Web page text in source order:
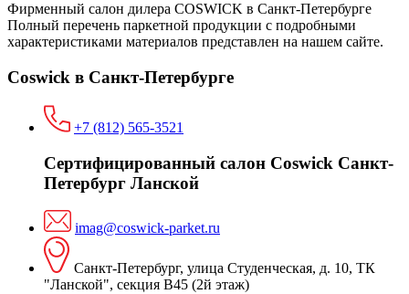
Фирменный салон дилера COSWICK в Санкт-Петербурге
Полный перечень паркетной продукции с подробными
характеристиками материалов представлен на нашем сайте.
Coswick в Санкт-Петербурге
+7 (812) 565-3521
Сертифицированный салон Coswick Санкт-
Петербург Ланской
imag@coswick-parket.ru
Санкт-Петербург, улица Студенческая, д. 10, ТК
"Ланской", секция В45 (2й этаж)